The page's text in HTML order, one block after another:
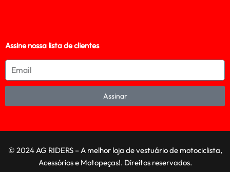
Assine nossa lista de clientes
Assinar
© 2024 AG RIDERS – A melhor loja de vestuário de motociclista,
Acessórios e Motopeças!. Direitos reservados.